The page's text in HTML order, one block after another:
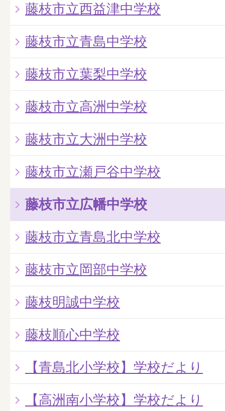
藤枝市立西益津中学校
藤枝市立青島中学校
藤枝市立葉梨中学校
藤枝市立高洲中学校
藤枝市立大洲中学校
藤枝市立瀬戸谷中学校
藤枝市立広幡中学校
藤枝市立青島北中学校
藤枝市立岡部中学校
藤枝明誠中学校
藤枝順心中学校
【青島北小学校】学校だより
【高洲南小学校】学校だより